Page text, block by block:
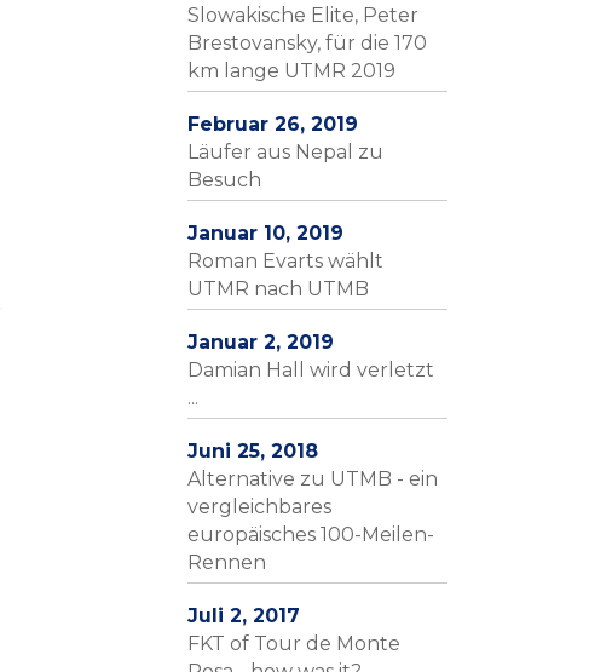
Slowakische Elite, Peter
Brestovansky, für die 170
km lange UTMR 2019
Februar 26, 2019
Läufer aus Nepal zu
Besuch
Januar 10, 2019
Roman Evarts wählt
UTMR nach UTMB
Januar 2, 2019
Damian Hall wird verletzt
...
Juni 25, 2018
Alternative zu UTMB - ein
vergleichbares
europäisches 100-Meilen-
Rennen
Juli 2, 2017
FKT of Tour de Monte